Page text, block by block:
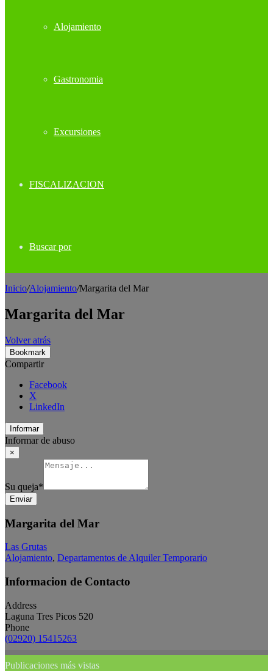
Alojamiento
Gastronomia
Excursiones
FISCALIZACION
Buscar por
Inicio/Alojamiento/Margarita del Mar
Margarita del Mar
Volver atrás
Bookmark
Compartir
Facebook
X
LinkedIn
Informar
Informar de abuso
×
Su queja*
Enviar
Margarita del Mar
Las Grutas
Alojamiento, Departamentos de Alquiler Temporario
Informacion de Contacto
Address
Laguna Tres Picos 520
Phone
(02920) 15415263
Publicaciones más vistas